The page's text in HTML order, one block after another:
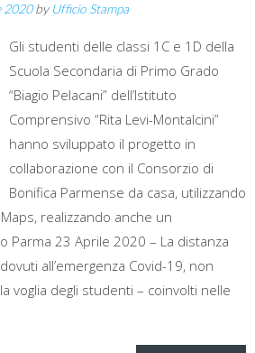
2020by Ufficio Stampa
Gli studenti delle classi 1C e 1D della
Scuola Secondaria di Primo Grado
“Biagio Pelacani” dell’Istituto
Comprensivo “Rita Levi-Montalcini”
hanno sviluppato il progetto in
collaborazione con il Consorzio di
Bonifica Parmense da casa, utilizzando
realizzando anche un
Parma 23 Aprile 2020 – La distanza
all’emergenza Covid-19, non
voglia degli studenti – coinvolti nelle